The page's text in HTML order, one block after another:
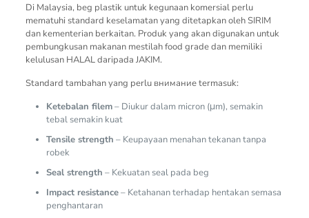
Di Malaysia, beg plastik untuk kegunaan komersial perlu
mematuhi standard keselamatan yang ditetapkan oleh SIRIM
dan kementerian berkaitan. Produk yang akan digunakan untuk
pembungkusan makanan mestilah food grade dan memiliki
kelulusan HALAL daripada JAKIM.
Standard tambahan yang perlu внимание termasuk:
Ketebalan filem– Diukur dalam micron (μm), semakin
tebal semakin kuat
Tensile strength – Keupayaan menahan tekanan tanpa
robek
Seal strength – Kekuatan seal pada beg
Impact resistance– Ketahanan terhadap hentakan semasa
penghantaran